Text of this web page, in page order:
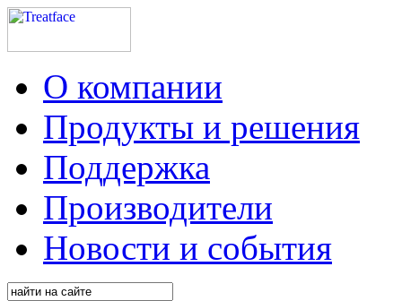
О компании
Продукты и решения
Поддержка
Производители
Новости и события